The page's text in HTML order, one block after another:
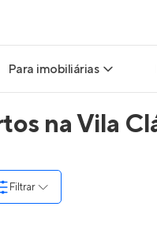
Para imobiliárias
Leads para Imobiliárias
Anunciar imóveis
na Vila
Filtrar